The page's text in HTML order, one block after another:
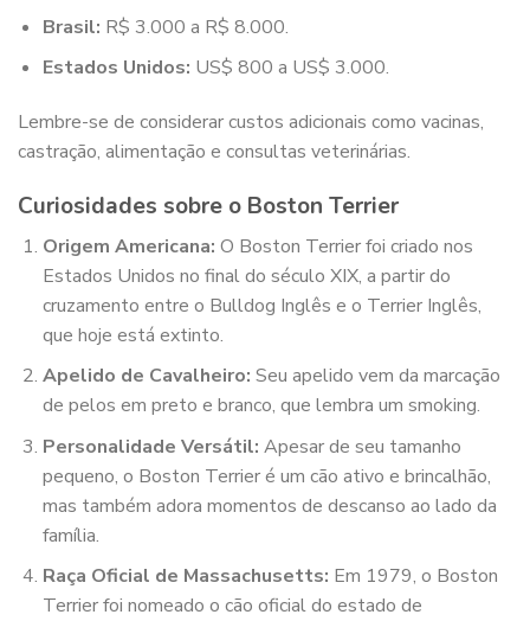
Brasil: R$ 3.000 a R$ 8.000.
Estados Unidos: US$ 800 a US$ 3.000.
Lembre-se de considerar custos adicionais como vacinas,
castração, alimentação e consultas veterinárias.
Curiosidades sobre o Boston Terrier
Origem Americana: O Boston Terrier foi criado nos
Estados Unidos no final do século XIX, a partir do
cruzamento entre o Bulldog Inglês e o Terrier Inglês,
que hoje está extinto.
Apelido de Cavalheiro: Seu apelido vem da marcação
de pelos em preto e branco, que lembra um smoking.
Personalidade Versátil: Apesar de seu tamanho
pequeno, o Boston Terrier é um cão ativo e brincalhão,
mas também adora momentos de descanso ao lado da
família.
Raça Oficial de Massachusetts: Em 1979, o Boston
Terrier foi nomeado o cão oficial do estado de